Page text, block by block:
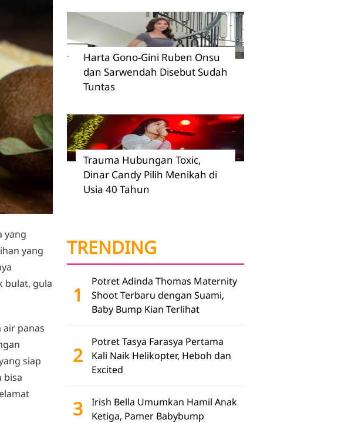
yang
yang
bulat, gula
panas
siap
bisa
Harta Gono-Gini Ruben Onsu
dan Sarwendah Disebut Sudah
Tuntas
Trauma Hubungan Toxic,
Dinar Candy Pilih Menikah di
Usia 40 Tahun
TRENDING
1
Potret Adinda Thomas Maternity
Shoot Terbaru dengan Suami,
Baby Bump Kian Terlihat
2
Potret Tasya Farasya Pertama
Kali Naik Helikopter, Heboh dan
Excited
3
Irish Bella Umumkan Hamil Anak
Ketiga, Pamer Babybump